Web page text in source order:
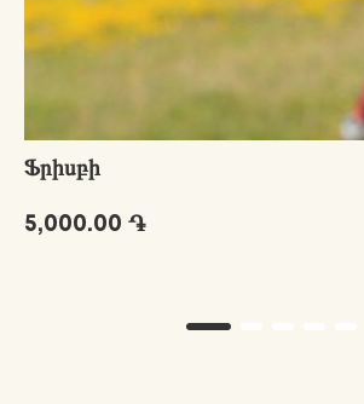
Ֆրիսբի
5,000.00 ֏